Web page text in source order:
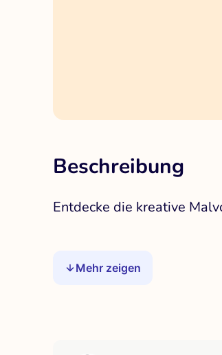
Beschreibung
Entdecke die kreative
Mehr zeigen